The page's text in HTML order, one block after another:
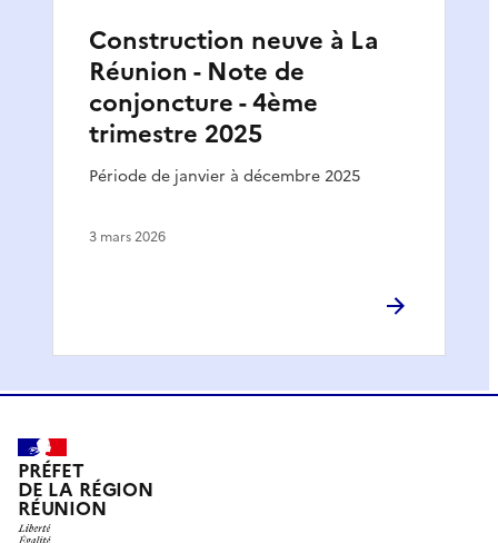
Construction neuve à La
Réunion - Note de
conjoncture - 4ème
trimestre 2025
Période de janvier à décembre 2025
3 mars 2026
PRÉFET
DE LA RÉGION
RÉUNION